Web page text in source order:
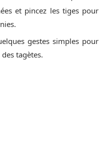
et pincez les tiges pour
gestes simples pour
tagètes.